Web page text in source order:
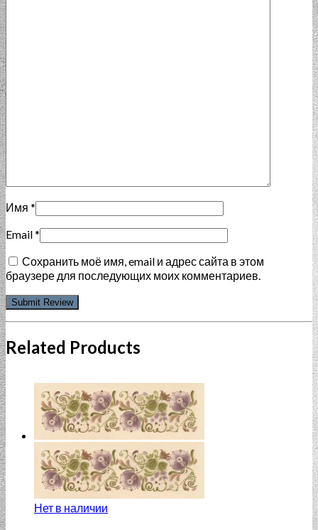
Имя *
Email*
Сохранить моё имя, email и адрес сайта в этом
браузере для последующих моих комментариев.
Related Products
Нет в наличии